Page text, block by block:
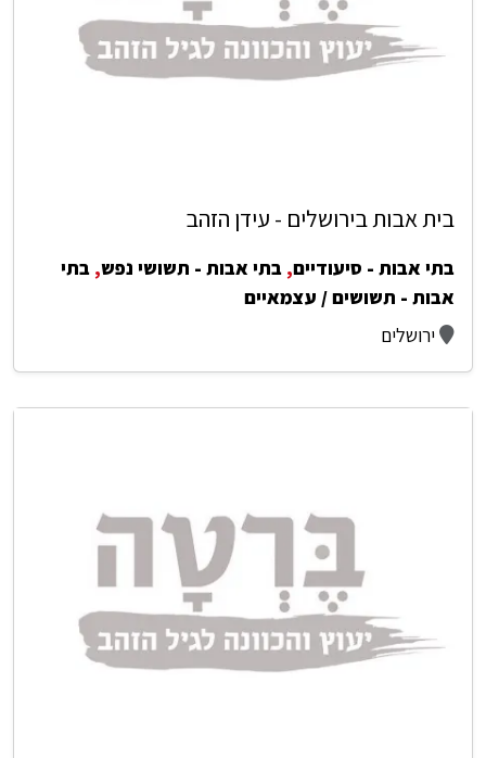
בית אבות בירושלים - עידן הזהב
בתי אבות - סיעודיים, בתי אבות - תשושי נפש, בתי
אבות - תשושים / עצמאיים
ירושלים